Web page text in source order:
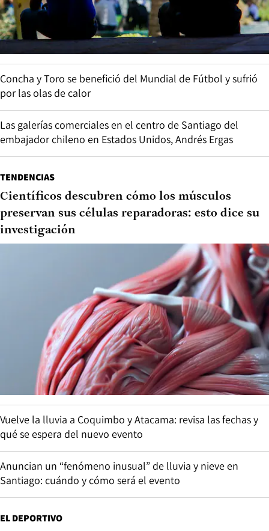
Concha y Toro se benefició del Mundial de Fútbol y sufrió
por las olas de calor
Las galerías comerciales en el centro de Santiago del
embajador chileno en Estados Unidos, Andrés Ergas
TENDENCIAS
Científicos descubren cómo los músculos
preservan sus células reparadoras: esto dice su
investigación
Vuelve la lluvia a Coquimbo y Atacama: revisa las fechas y
qué se espera del nuevo evento
Anuncian un “fenómeno inusual” de lluvia y nieve en
Santiago: cuándo y cómo será el evento
EL DEPORTIVO